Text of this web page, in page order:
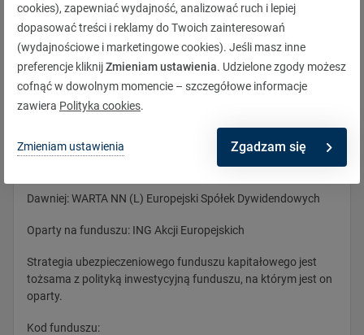
8.20259.202510.202511.202512.20251.20262.20263.20264.20265.20266.20267.2026
Opis
Dawniej: WARTA NN (L) Europejski Spółek Dywidendowych
Oparty na funduszu: ING Akcji Europejskich
Strategia ubezpieczeniowego funduszu kapitałowego jest
tożsama z polityką inwestycyjną funduszu, na którym jest on
oparty.
Kod funduszu:
cookies), zapewniać wydajność, analizować ruch i lepiej
dopasować treści i reklamy do Twoich zainteresowań
(wydajnościowe i marketingowe cookies). Jeśli masz inne
preferencje kliknijZmieniam ustawienia. Udzielone zgody możesz
cofnąć w dowolnym momencie – szczegółowe informacje
zawiera Polityka cookies.
Zmieniam ustawienia Zgadzam się